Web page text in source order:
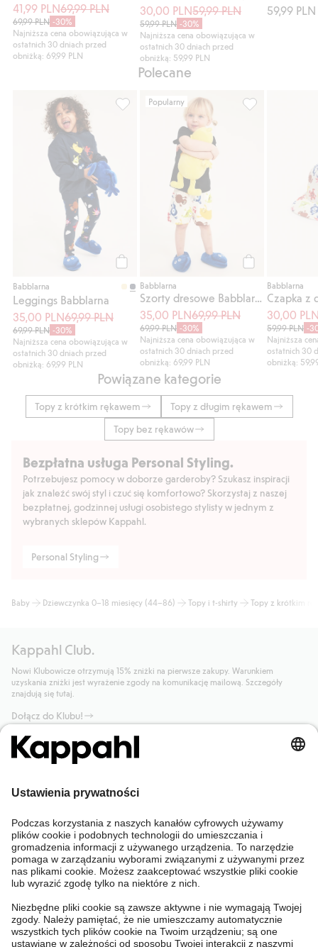
41,99 PLN69,99 PLN
69,99 PLN -30%
Najniższa cena obowiązująca w
ostatnich 30 dniach przed
obniżką: 69,99 PLN
30,00 PLN59,99 PLN
59,99 PLN -30%
Najniższa cena obowiązująca w
ostatnich 30 dniach przed
obniżką: 59,99 PLN
59,99 PLN
Polecane
Babblarna
Leggings Babblarna
35,00 PLN69,99 PLN
69,99 PLN -30%
Najniższa cena obowiązująca w
ostatnich 30 dniach przed
obniżką: 69,99 PLN
Leggings Babblarna, Dodaj do listy
Popularny
Babblarna
35,00 PLN69,99 PLN
69,99 PLN -30%
Najniższa cena obowiązująca w
ostatnich 30 dniach przed
obniżką: 69,99 PLN
Babblarna
30,00
59,99 PLN -
Najniższa
ostatnich 30
obniżką:
Powiązane kategorie
Topy z krótkim rękawem
Topy z długim rękawem
Topy bez rękawów
Bezpłatna usługa Personal Styling.
Potrzebujesz pomocy w doborze garderoby? Szukasz inspiracji
jak znaleźć swój styl i czuć się komfortowo? Skorzystaj z naszej
bezpłatnej, godzinnej usługi osobistego stylisty w jednym z
wybranych sklepów Kappahl.
Personal Styling
Baby Dziewczynka 0–18 miesięcy (44–86) Topy i t-shirty Topy z krótkim
Kappahl Club.
Nowi Klubowicze otrzymują 15% zniżki na pierwsze zakupy. Warunkiem
uzyskania zniżki jest wyrażenie zgody na komunikację mailową. Szczegóły
znajdują się tutaj.
Dołącz do Klubu!
Potrzebujesz pomocy?
Sklep internetowy
Częste pytania
Kappahl Club
Mój profil
O nas